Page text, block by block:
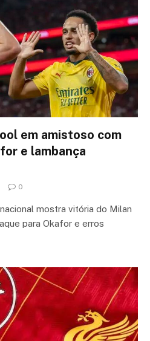
em amistoso com
e lambança
0
mostra vitória do Milan
para Okafor e erros